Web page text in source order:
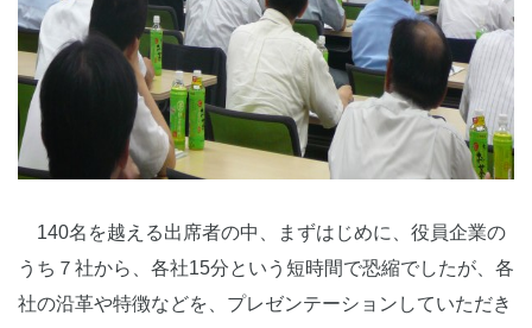
140名を越える出席者の中、まずはじめに、役員企業の
うち７社から、各社15分という短時間で恐縮でしたが、各
社の沿革や特徴などを、プレゼンテーションしていただき